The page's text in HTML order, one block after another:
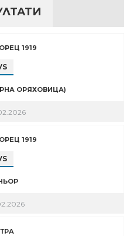
1919
ОРЯХОВИЦА)
1919